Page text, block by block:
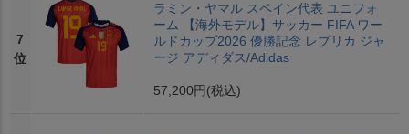
7
位
ラミン・ヤマル スペイン代表 ユニフォ
ーム 【海外モデル】サッカー FIFA ワー
ルドカップ2026 優勝記念 レプリカ ジャ
ージ アディダス/Adidas
57,200円 (税込)